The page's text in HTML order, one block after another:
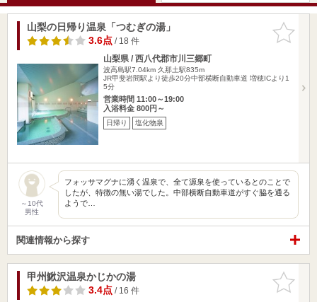
お気に入
りに追加
山梨の日帰り温泉「つむぎの湯」
3.6点/ 18 件
山梨県 / 西八代郡市川三郷町
波高島駅7.04km 久那土駅835m
JR甲斐岩間駅より徒歩20分中部横断自動車道 増穂ICより1
5分
営業時間 11:00～19:00
入浴料金 800円～
日帰り 塩化物泉
～10代
男性
フォッサマグナに湧く温泉で、全て源泉を使っているとのことで
したが、特徴の無い湯でした。中部横断自動車道がすぐ脇を通る
ようで…
関連情報から探す
お気に入
りに追加
甲州鰍沢温泉かじかの湯
3.4点/ 16 件